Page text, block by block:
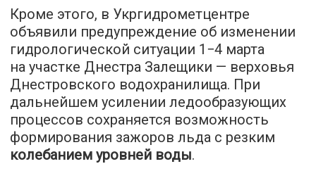
Кроме этого, в Укргидрометцентре
объявили предупреждение об изменении
гидрологической ситуации 1−4 марта
на участке Днестра Залещики — верховья
Днестровского водохранилища. При
дальнейшем усилении ледообразующих
процессов сохраняется возможность
формирования зажоров льда с резким
колебанием уровней воды.